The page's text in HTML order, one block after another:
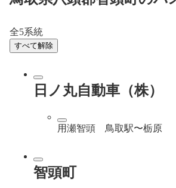
全5系統
すべて解除
日ノ丸自動車（株）
用瀬智頭 鳥取駅〜栃原
智頭町